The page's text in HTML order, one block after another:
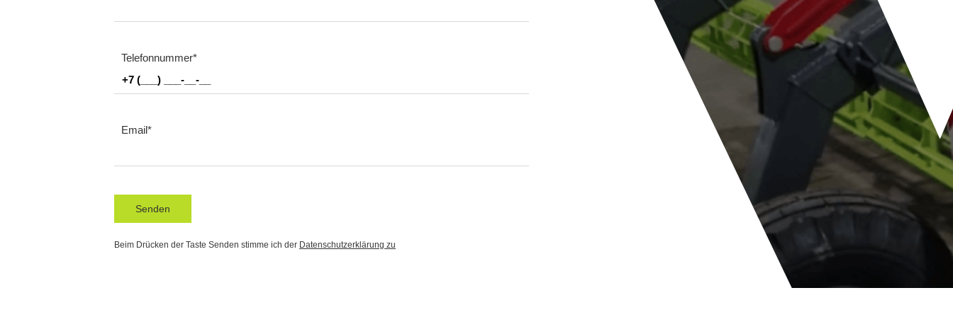
Telefonnummer
Email
Senden
Beim Drücken der Taste Senden stimme ich der Datenschutzerklärung zu